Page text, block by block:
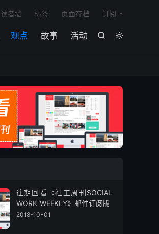


观点 故事 活动
读者墙 标签 页面存档 订阅
往期回看《社工周刊SOCIAL
WORK WEEKLY》邮件订阅版
2018-10-01